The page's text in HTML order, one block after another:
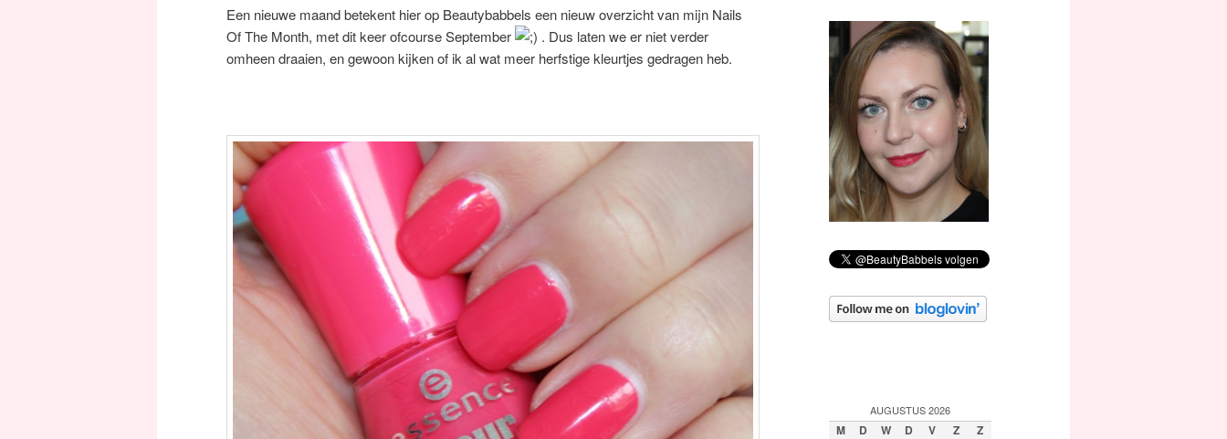
Een nieuwe maand betekent hier op Beautybabbels een nieuw overzicht van mijn Nails
Of The Month, met dit keer ofcourse September
. Dus laten we er niet verder
omheen draaien, en gewoon kijken of ik al wat meer herfstige kleurtjes gedragen heb.
AUGUSTUS 2026
M D W D V Z Z